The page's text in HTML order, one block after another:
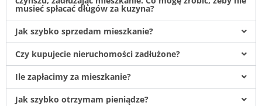
musieć spłacać długów za kuzyna?
Jak szybko sprzedam mieszkanie?
Czy kupujecie nieruchomości zadłużone?
Ile zapłacimy za mieszkanie?
Jak szybko otrzymam pieniądze?